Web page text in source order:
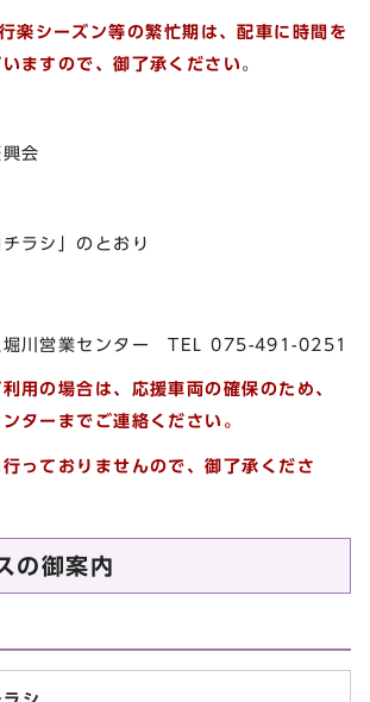
ーズン等の繁忙期は、配車に時間を
ますので、御了承ください 。
会
シ」のとおり
川営業センター TEL 075-491-0251
用の場合は、応援車両の確保のため、
ターまでご連絡ください。
ておりませんので、御了承くださ
の御案内